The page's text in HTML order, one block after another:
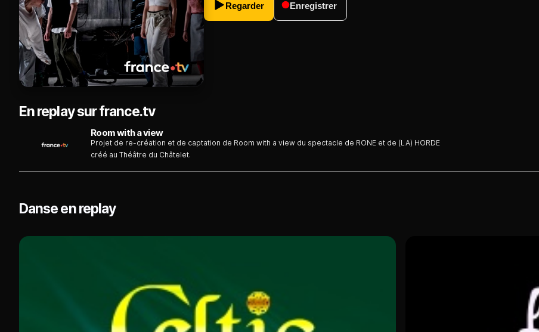
Regarder Enregistrer
En replay sur france.tv
Room with a view
Projet de re-création et de captation de Room with a view du spectacle de RONE et de (LA) HORDE
créé au Théâtre du Châtelet.
Danse en replay